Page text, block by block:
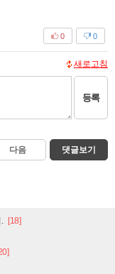
0
0
새로고침
등록
다음 댓글보기
[18]